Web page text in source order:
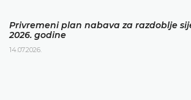
Privremeni plan nabava za razdoblje
2026. godine
14.07.2026.